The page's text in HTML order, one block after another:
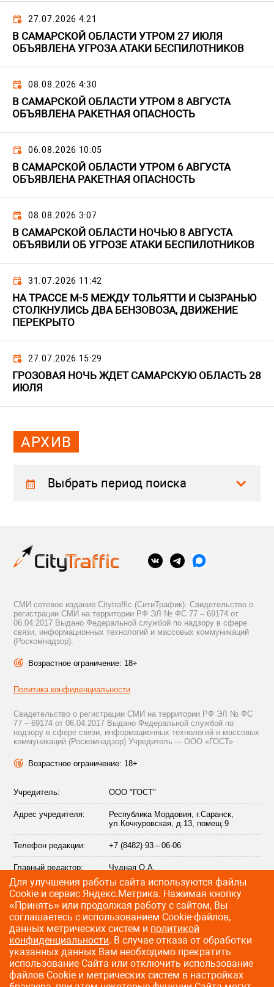
27.07.2026 4:21
В САМАРСКОЙ ОБЛАСТИ УТРОМ 27 ИЮЛЯ
ОБЪЯВЛЕНА УГРОЗА АТАКИ БЕСПИЛОТНИКОВ
08.08.2026 4:30
В САМАРСКОЙ ОБЛАСТИ УТРОМ 8 АВГУСТА
ОБЪЯВЛЕНА РАКЕТНАЯ ОПАСНОСТЬ
06.08.2026 10:05
В САМАРСКОЙ ОБЛАСТИ УТРОМ 6 АВГУСТА
ОБЪЯВЛЕНА РАКЕТНАЯ ОПАСНОСТЬ
08.08.2026 3:07
В САМАРСКОЙ ОБЛАСТИ НОЧЬЮ 8 АВГУСТА
ОБЪЯВИЛИ ОБ УГРОЗЕ АТАКИ БЕСПИЛОТНИКОВ
31.07.2026 11:42
НА ТРАССЕ М-5 МЕЖДУ ТОЛЬЯТТИ И СЫЗРАНЬЮ
СТОЛКНУЛИСЬ ДВА БЕНЗОВОЗА, ДВИЖЕНИЕ
ПЕРЕКРЫТО
27.07.2026 15:29
ГРОЗОВАЯ НОЧЬ ЖДЕТ САМАРСКУЮ ОБЛАСТЬ 28
ИЮЛЯ
АРХИВ
Выбрать период поиска
СМИ сетевое издание Citytraffic (СитиТрафик). Свидетельство о
регистрации СМИ на территории РФ ЭЛ № ФС 77 – 69174 от
06.04.2017 Выдано Федеральной службой по надзору в сфере
связи, информационных технологий и массовых коммуникаций
(Роскомнадзор).
Возрастное ограничение: 18+
Политика конфиденциальности
Свидетельство о регистрации СМИ на территории РФ ЭЛ № ФС
77 – 69174 от 06.04.2017 Выдано Федеральной службой по
надзору в сфере связи, информационных технологий и массовых
коммуникаций (Роскомнадзор) Учредитель — ООО «ГОСТ»
Возрастное ограничение: 18+
Учредитель: ООО "ГОСТ"
Адрес учредителя:
Республика Мордовия, г.Саранск,
ул.Кочкуровская, д.13, помещ.9
Телефон редакции: +7 (8482) 93 – 06-06
Главный редактор: Чудная О.А.
Адрес электронной
почты редакции:
info@citytraffic.ru
©2009—2026 CityTraffic — все права защищены
Разработка сайта:Лайт Информ
Для улучшения работы сайта используются файлы
Сookie и сервис Яндекс.Метрика. Нажимая кнопку
«Принять» или продолжая работу с сайтом, Вы
соглашаетесь с использованием Cookie-файлов,
данных метрических систем и политикой
конфиденциальности. В случае отказа от обработки
указанных данных Вам необходимо прекратить
использование Сайта или отключить использование
файлов Cookie и метрических систем в настройках